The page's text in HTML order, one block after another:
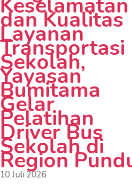
dan Kualitas
Layanan
Transportasi
Sekolah,
Yayasan
Bumitama
Gelar
Pelatihan
Driver Bus
Sekolah di
Region
10 Juli 2026